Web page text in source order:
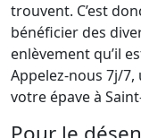
trouvent. C’est
bénéficier des
enlèvement qu’il
Appelez-nous 7j/
votre épave à